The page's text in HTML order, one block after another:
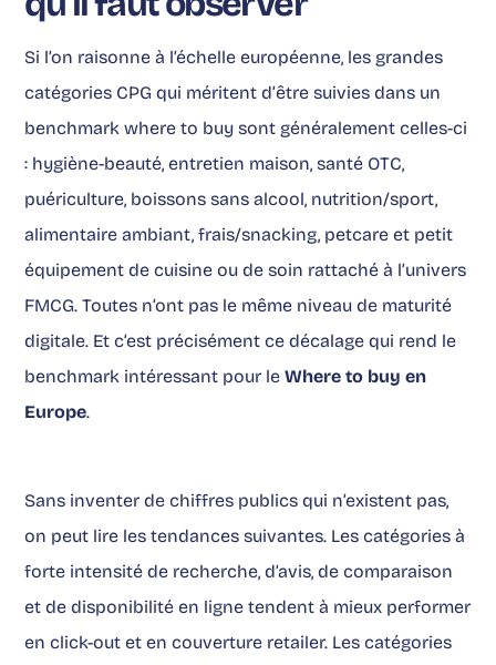
Si l’on raisonne à l’échelle européenne, les grandes
catégories CPG qui méritent d’être suivies dans un
benchmark where to buy sont généralement celles-ci
: hygiène-beauté, entretien maison, santé OTC,
puériculture, boissons sans alcool, nutrition/sport,
alimentaire ambiant, frais/snacking, petcare et petit
équipement de cuisine ou de soin rattaché à l’univers
FMCG. Toutes n’ont pas le même niveau de maturité
digitale. Et c’est précisément ce décalage qui rend le
benchmark intéressant pour leWhere to buy en
Europe.
Sans inventer de chiffres publics qui n’existent pas,
on peut lire les tendances suivantes. Les catégories à
forte intensité de recherche, d’avis, de comparaison
et de disponibilité en ligne tendent à mieux performer
en click-out et en couverture retailer. Les catégories